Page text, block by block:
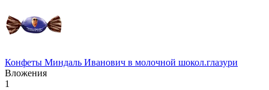
Конфеты Миндаль Иванович в молочной шокол.глазури
Вложения
1